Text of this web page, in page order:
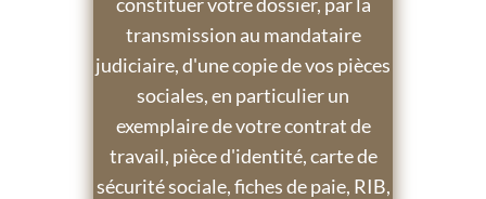
transmission au mandataire
judiciaire, d'une copie de vos pièces
sociales, en particulier un
exemplaire de votre contrat de
travail, pièce d'identité, carte de
sécurité sociale, fiches de paie, RIB,